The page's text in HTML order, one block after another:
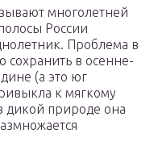
многолетней
России
Проблема в
сохранить в осенне-
(а это юг
к мягкому
дикой природе она